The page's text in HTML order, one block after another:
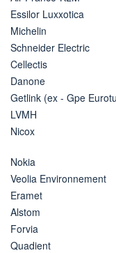
Essilor Luxxotica
Michelin
Schneider Electric
Cellectis
Danone
Getlink (ex - Gpe
LVMH
Nicox
Nokia
Veolia Environnement
Eramet
Alstom
Forvia
Quadient